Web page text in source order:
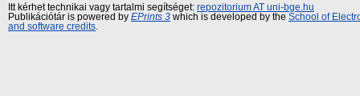
Itt kérhet technikai vagy tartalmi segítséget: repozitorium AT uni-bge.hu
Publikációtár is powered by EPrints 3 which is developed by the School of
and software credits